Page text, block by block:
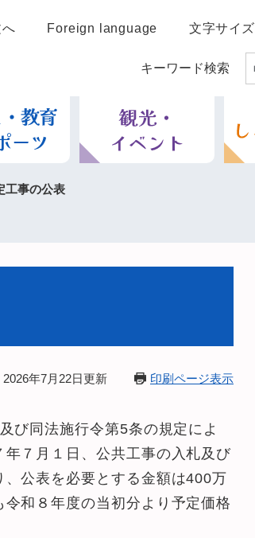
Foreign language 文字サイズ
キーワード検索
工事の公表
年7月22日更新 印刷ページ表示
び同法施行令第5条の規定によ
７月１日、公共工事の入札及び
公表を必要とする金額は400万
和８年度の当初分より予定価格